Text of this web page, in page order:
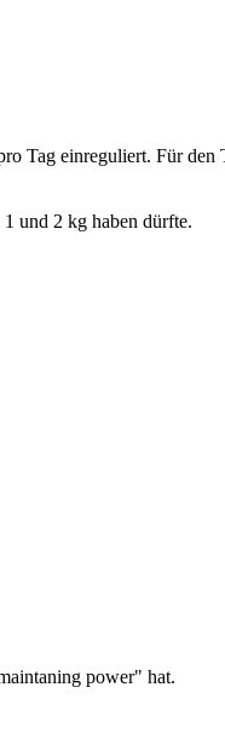
Tag einreguliert. Für den
und 2 kg haben dürfte.
power" hat.